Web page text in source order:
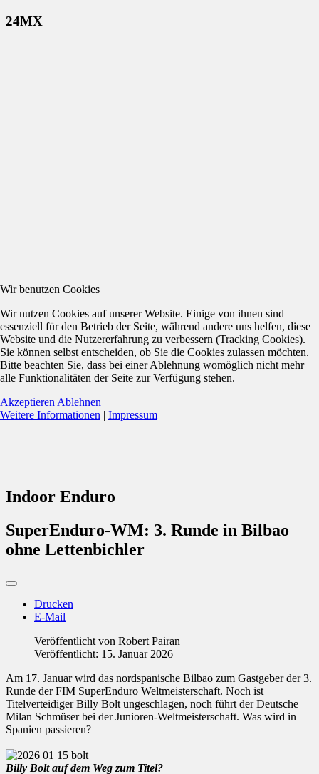
24MX
Indoor Enduro
SuperEnduro-WM: 3. Runde in Bilbao
ohne Lettenbichler
Drucken
E-Mail
Veröffentlicht von Robert Pairan
Veröffentlicht: 15. Januar 2026
Am 17. Januar wird das nordspanische Bilbao zum Gastgeber der 3.
Runde der FIM SuperEnduro Weltmeisterschaft. Noch ist
Titelverteidiger Billy Bolt ungeschlagen, noch führt der Deutsche
Milan Schmüser bei der Junioren-Weltmeisterschaft. Was wird in
Spanien passieren?
Billy Bolt auf dem Weg zum Titel?
Wir benutzen Cookies
Wir nutzen Cookies auf unserer Website. Einige von ihnen sind
essenziell für den Betrieb der Seite, während andere uns helfen, diese
Website und die Nutzererfahrung zu verbessern (Tracking Cookies).
Sie können selbst entscheiden, ob Sie die Cookies zulassen möchten.
Bitte beachten Sie, dass bei einer Ablehnung womöglich nicht mehr
alle Funktionalitäten der Seite zur Verfügung stehen.
Akzeptieren Ablehnen
Weitere Informationen | Impressum